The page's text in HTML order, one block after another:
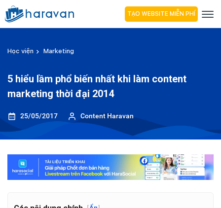
TẠO WEBSITE MIỄN PHÍ
Học viện Marketing
5 hiểu lầm phổ biến nhất khi làm content
marketing thời đại 2014
25/05/2017 Content Haravan